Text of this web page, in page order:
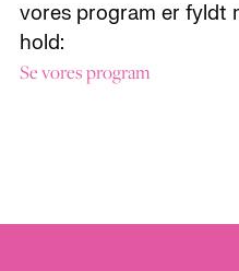
vores program er fyldt
hold:
Se vores program